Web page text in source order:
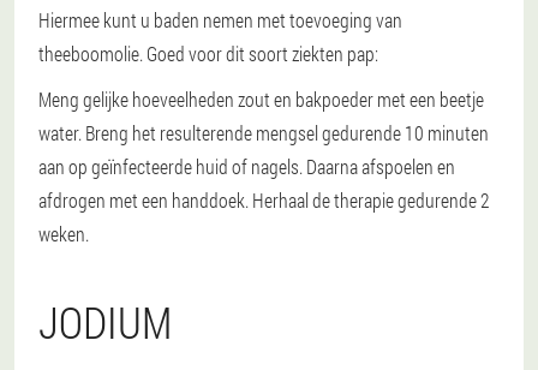
Hiermee kunt u baden nemen met toevoeging van
theeboomolie. Goed voor dit soort ziekten pap:
Meng gelijke hoeveelheden zout en bakpoeder met een beetje
water. Breng het resulterende mengsel gedurende 10 minuten
aan op geïnfecteerde huid of nagels. Daarna afspoelen en
afdrogen met een handdoek. Herhaal de therapie gedurende 2
weken.
JODIUM